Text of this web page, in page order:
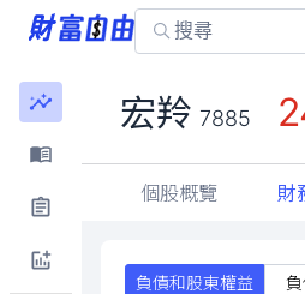
宏羚 7885
個股概覽 財
負債和股東權益